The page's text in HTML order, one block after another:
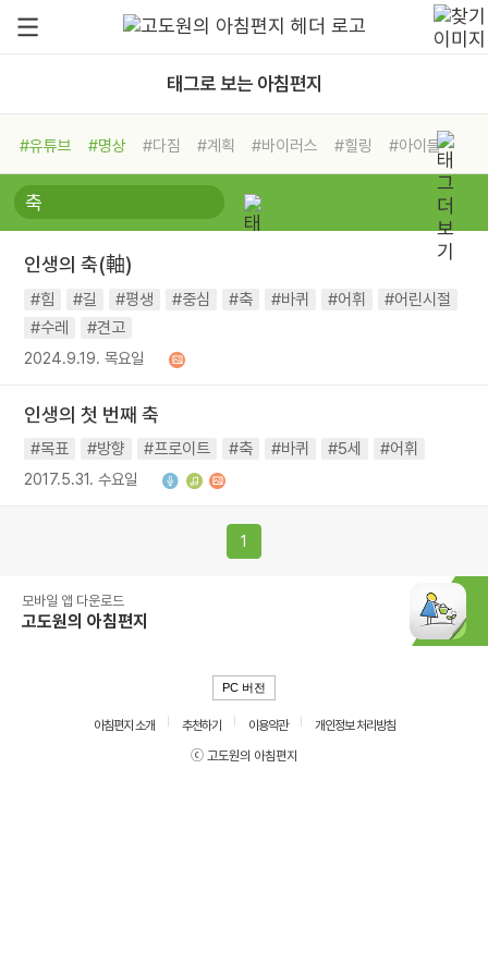
태그로 보는 아침편지
#유튜브 #명상 #다짐 #계획 #바이러스 #힐링
#아이들
#비전캠프
#독서캠프 #삶
#희망
#나눔 #친구 #링컨학교
#독서
#건강 #면역력
인생의 축(軸)
#힘 #길 #평생 #중심 #축 #바퀴 #어휘
#어린시절
#수레
#견고
2024.9.19. 목요일
인생의 첫 번째 축
#목표 #방향 #프로이트 #축 #바퀴 #5세 #어휘
2017.5.31. 수요일
1
모바일 앱 다운로드
고도원의 아침편지
PC 버전
아침편지 소개 추천하기 이용약관
개인정보 처리방침
ⓒ 고도원의 아침편지